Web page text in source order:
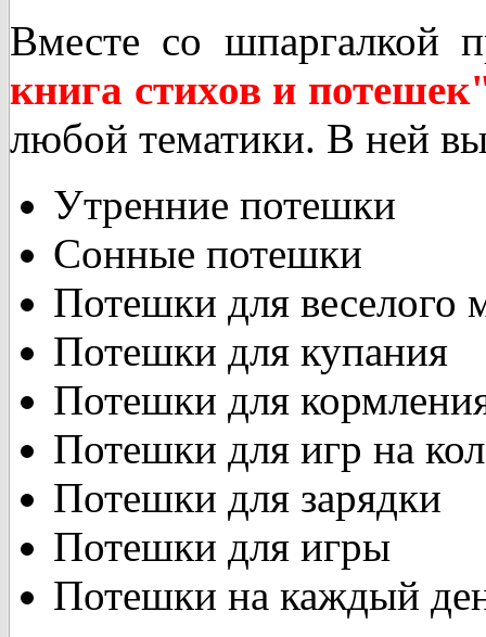
Вместе со шпаргалкой
книга стихов и
любой тематики. В ней
Утренние потешки
Сонные потешки
Потешки для веселого
Потешки для купания
Потешки для
Потешки для игр на
Потешки для зарядки
Потешки для игры
Потешки на каждый